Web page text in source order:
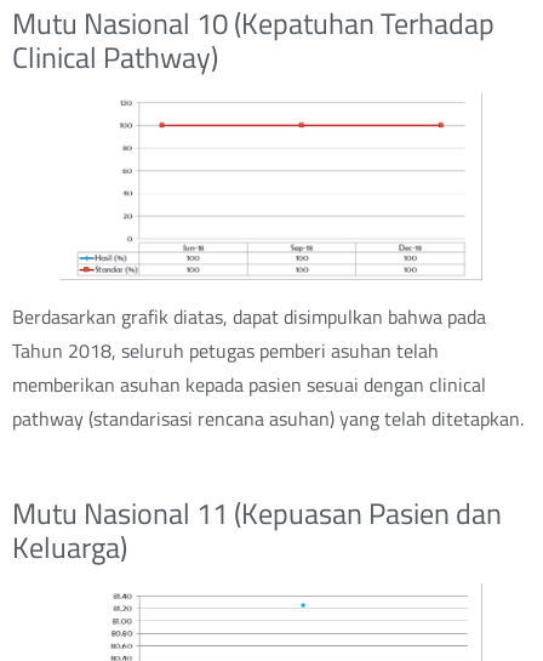
Mutu Nasional 10 (Kepatuhan Terhadap
Clinical Pathway)
Berdasarkan grafik diatas, dapat disimpulkan bahwa pada
Tahun 2018, seluruh petugas pemberi asuhan telah
memberikan asuhan kepada pasien sesuai dengan clinical
pathway (standarisasi rencana asuhan) yang telah ditetapkan.
Mutu Nasional 11 (Kepuasan Pasien dan
Keluarga)